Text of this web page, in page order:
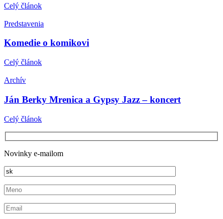
Celý článok
Predstavenia
Komedie o komikovi
Celý článok
Archív
Ján Berky Mrenica a Gypsy Jazz – koncert
Celý článok
Novinky e-mailom